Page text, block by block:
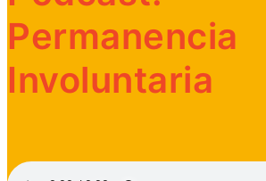
Permanencia
Involuntaria